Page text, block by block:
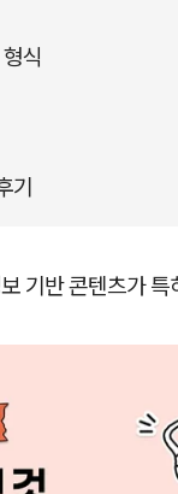
식
기
기반 콘텐츠가